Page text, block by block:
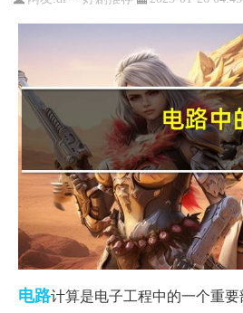
电路计算是电子工程中的一个重